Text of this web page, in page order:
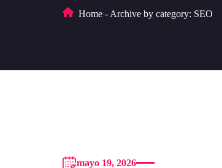
Home - Archive by category: SEO
mayo 19, 2026